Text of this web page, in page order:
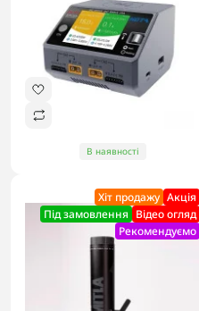
В наявності
Хіт продажу Акцiя
Під замовлення Відео огляд
Рекомендуємо